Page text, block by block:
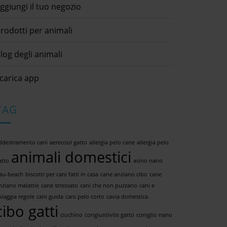
il tuo negozio
per animali
degli animali
app
cani aereosol gatto allergia pelo cane allergia pelo
animali domestici asino nano
beach biscotti per cani fatti in casa cane anziano cibo cane
malattie cane stressato cani che non puzzano cani e
regole cani guida cani pelo corto cavia domestica
gatti ciuchino congiuntivite gatto coniglio nano